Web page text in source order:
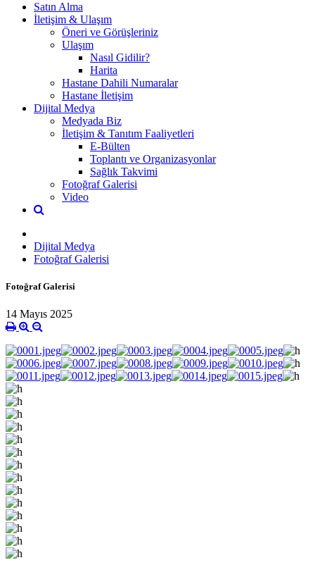
Satın Alma
İletişim & Ulaşım
Öneri ve Görüşleriniz
Ulaşım
Nasıl Gidilir?
Harita
Hastane Dahili Numaralar
Hastane İletişim
Dijital Medya
Medyada Biz
İletişim & Tanıtım Faaliyetleri
E-Bülten
Toplantı ve Organizasyonlar
Sağlık Takvimi
Fotoğraf Galerisi
Video
Dijital Medya
Fotoğraf Galerisi
Fotoğraf Galerisi
14 Mayıs 2025